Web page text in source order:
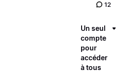
12
Un seul
compte
pour
accéder
à tous